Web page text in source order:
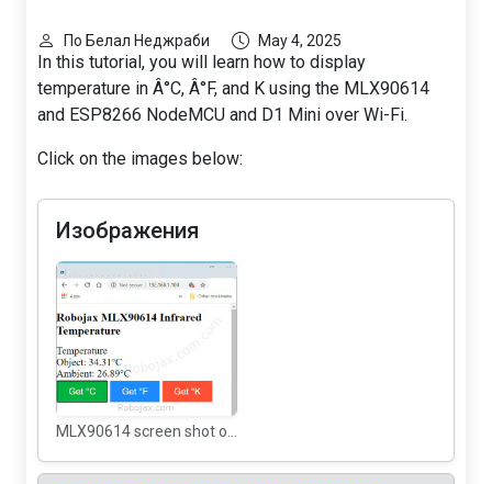
По Белал Неджраби May 4, 2025
In this tutorial, you will learn how to display
temperature in Â°C, Â°F, and K using the MLX90614
and ESP8266 NodeMCU and D1 Mini over Wi-Fi.
Click on the images below:
Изображения
MLX90614 screen shot on WiFi